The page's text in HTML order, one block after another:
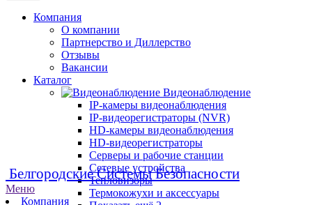
Компания
О компании
Партнерство и Диллерство
Отзывы
Вакансии
Каталог
Видеонаблюдение
IP-камеры видеонаблюдения
IP-видеорегистраторы (NVR)
HD-камеры видеонаблюдения
HD-видеорегистраторы
Серверы и рабочие станции
Сетевые устройства
Тепловизоры
Термокожухи и аксессуары
Белгородские Системы Безопасности
Меню
Компания